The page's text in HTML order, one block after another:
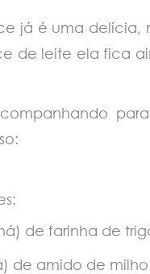
já é uma delícia,
de leite ela fica
para
de farinha de
de amido de milho